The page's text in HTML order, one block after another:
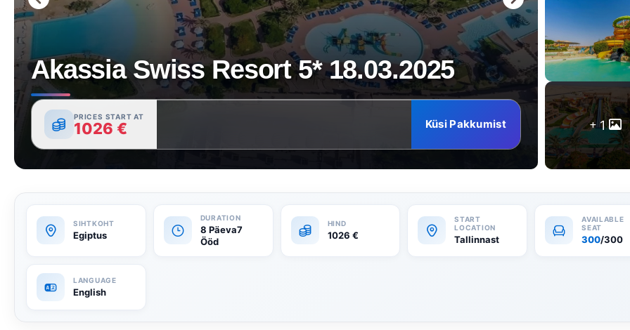
Akassia Swiss Resort 5* 18.03.2025
PRICES START AT
1026 € Küsi Pakkumist 1
Egiptus
8 Päeva7
Ööd
1026 € Tallinnast 300/300
English